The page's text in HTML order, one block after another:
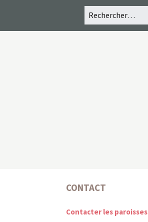
CONTACT
Contacter les paroisses